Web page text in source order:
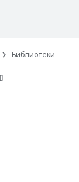
Библиотеки